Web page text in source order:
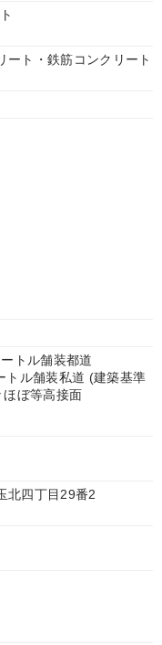
ート・鉄筋コンクリート
トル舗装都道
トル舗装私道 (建築基準
ぼ等高接面
北四丁目29番2